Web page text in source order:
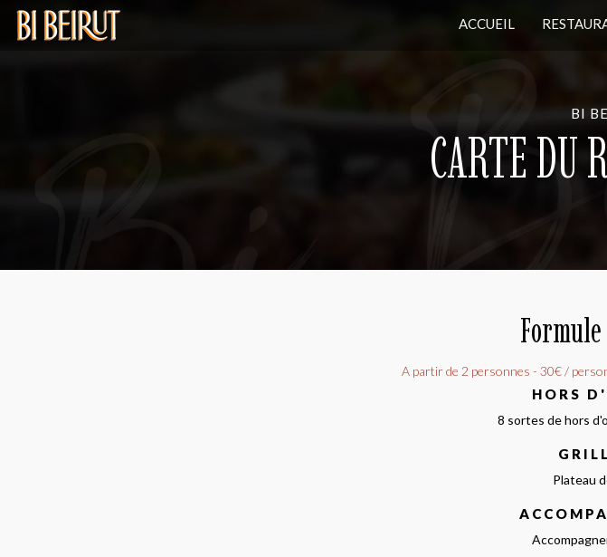
ACCUEIL
BI
CARTE DU
Formule
A partir de 2 personnes - 30€ /
HORS
8 sortes de hors
Plateau